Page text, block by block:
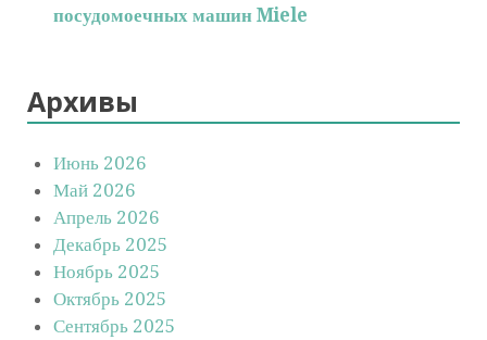
посудомоечных машин Miele
Архивы
Июнь 2026
Май 2026
Апрель 2026
Декабрь 2025
Ноябрь 2025
Октябрь 2025
Сентябрь 2025